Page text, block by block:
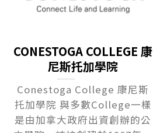
CONESTOGA COLLEGE 康
尼斯托加學院
Conestoga College 康尼斯
托加學院 與多數College一樣
是由加拿大政府出資創辦的公